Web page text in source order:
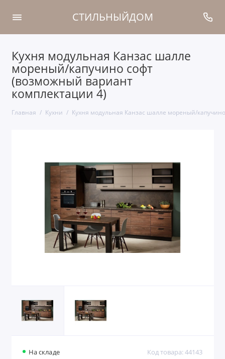
СТИЛЬНЫЙДОМ
Кухня модульная Канзас шалле
мореный/капучино софт
(возможный вариант
комплектации 4)
Главная Кухни Кухня модульная Канзас шалле мореный/
На складе Код товара: 44143